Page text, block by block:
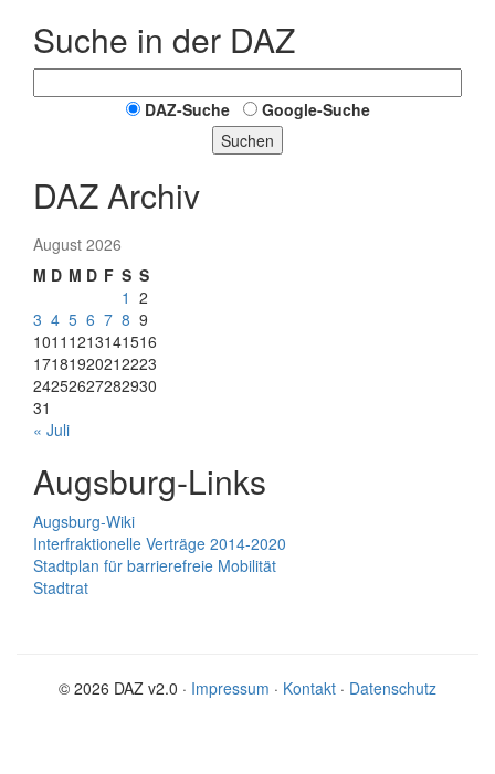
Suche in der DAZ
DAZ-Suche
Google-Suche
Suchen
DAZ Archiv
August 2026
M D M D F S S
1 2
3 4 5 6 7 8 9
1011 1213141516
17181920212223
24252627282930
31
« Juli
Augsburg-Links
Augsburg-Wiki
Interfraktionelle Verträge 2014-2020
Stadtplan für barrierefreie Mobilität
Stadtrat
© 2026 DAZ v2.0 · Impressum · Kontakt · Datenschutz